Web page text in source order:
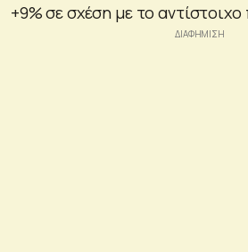
+9% σε σχέση με το